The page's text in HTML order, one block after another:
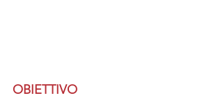
OBIETTIVO